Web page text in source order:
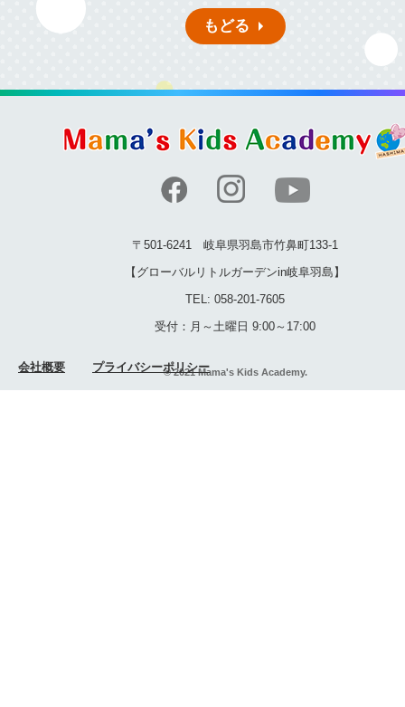
もどる
〒501-6241 岐阜県羽島市竹鼻町133-1
【グローバルリトルガーデンin岐阜羽島】
TEL: 058-201-7605
受付：月～土曜日 9:00～17:00
© 2021 Mama's Kids Academy.
会社概要 プライバシーポリシー